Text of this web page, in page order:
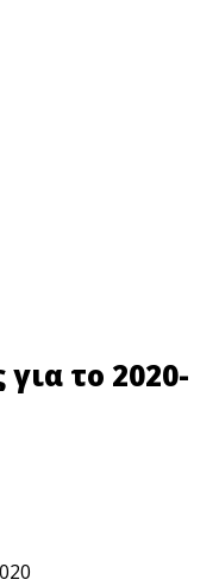
το 2020-